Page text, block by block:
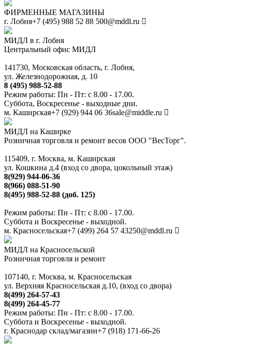
ФИРМЕННЫЕ МАГАЗИНЫ
г. Лобня+7 (495) 988 52 88 500@mddl.ru
МИДЛ в г. Лобня
Центральный офис МИДЛ
141730, Московская область, г. Лобня,
ул. Железнодорожная, д. 10
8 (495) 988-52-88
Режим работы: Пн - Пт: с 8.00 - 17.00.
Суббота, Воскресенье - выходные дни.
м. Каширская+7 (929) 944 06 36sale@middle.ru
МИДЛ на Каширке
Розничная торговля и ремонт весов ООО "ВесТорг".
115409, г. Москва, м. Каширская
ул. Кошкина д.4 (вход со двора, цокольный этаж)
8(929) 944-06-36
8(966) 088-51-90
8(495) 988-52-88 (доб. 125)
Режим работы: Пн - Пт: с 8.00 - 17.00.
Суббота и Воскресенье - выходной.
м. Красносельская+7 (499) 264 57 43250@mddl.ru
МИДЛ на Красносельской
Розничная торговля и ремонт
107140, г. Москва, м. Красносельская
ул. Верхняя Красносельская д.10, (вход со двора)
8(499) 264-57-43
8(499) 264-45-77
Режим работы: Пн - Пт: с 8.00 - 17.00.
Суббота и Воскресенье - выходной.
г. Краснодар склад/магазин+7 (918) 171-66-26